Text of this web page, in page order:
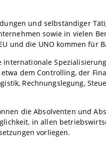
und selbständiger
sowie in vielen
und die UNO kommen für
dem Controlling, der
Rechnungslegung,
die Absolventen und
in allen
vorliegen.